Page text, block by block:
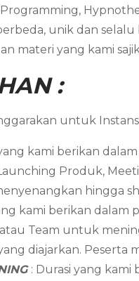
unik dan
materi yang kami
:
untuk
kami berikan dalam
Produk,
hingga
kami berikan dalam
Team untuk
diajarkan. Peserta
: Durasi yang kami